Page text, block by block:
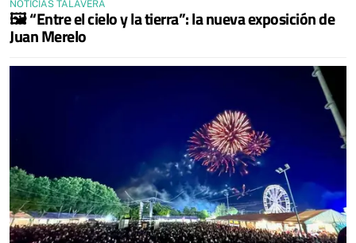
NOTICIAS TALAVERA
🖼️ “Entre el cielo y la tierra”: la nueva exposición de
Juan Merelo